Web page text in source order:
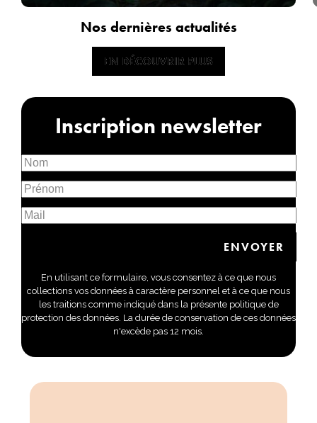
Nos dernières actualités
EN DÉCOUVRIR PLUS
EN DÉCOUVRIR PLUS
Inscription newsletter
En utilisant ce formulaire, vous consentez à ce que nous
collections vos données à caractère personnel et à ce que nous
les traitions comme indiqué dans la présente politique de
protection des données. La durée de conservation de ces données
n'excède pas 12 mois.